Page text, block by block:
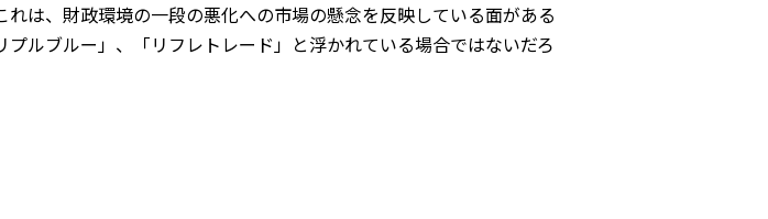
は、財政環境の一段の悪化への市場の懸念を反映している面がある
ルブルー」、「リフレトレード」と浮かれている場合ではないだろ